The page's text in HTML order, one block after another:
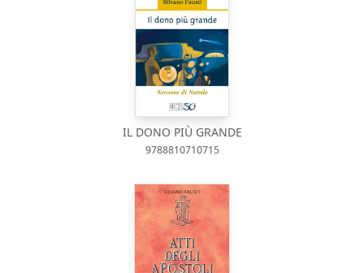
IL DONO PIÙ GRANDE
9788810710715